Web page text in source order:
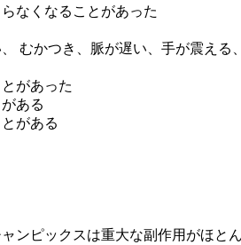
なくなることがあった
むかつき、脈が遅い、手が震える
があった
ある
がある
ンピックスは重大な副作用がほ